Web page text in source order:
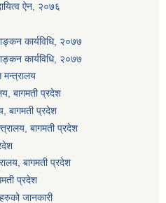
ऐन, २०७६
कार्यविधि, २०७७
कार्यविधि, २०७७
मन्त्रालय
बागमती प्रदेश
बागमती प्रदेश
बागमती प्रदेश
बागमती प्रदेश
प्रदेश
जानकारी